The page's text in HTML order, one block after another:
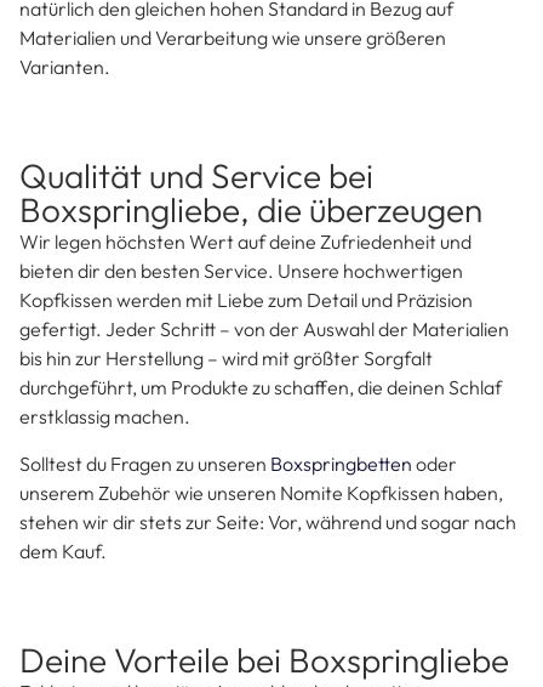
Unsere 3 Kammer Luxus Kopfkissen in 40×80 bestehen
ebenfalls aus 80% Gänsedaunen und 20% Gänsefedern in
den Nacken und die Schultern angenehm zu entlasten. Sie
eignen sich außerdem perfekt für Seitenschläfer, damit
eine gesunde Schlafposition gefördert wird. Unsere
Kopfkissen in 40×80 wiegen insgesamt 680 g und bieten
natürlich den gleichen hohen Standard in Bezug auf
Materialien und Verarbeitung wie unsere größeren
Varianten.
Qualität und Service bei
Boxspringliebe, die überzeugen
Wir legen höchsten Wert auf deine Zufriedenheit und
bieten dir den besten Service. Unsere hochwertigen
bis hin zur Herstellung – wird mit größter Sorgfalt
durchgeführt, um Produkte zu schaffen, die deinen Schlaf